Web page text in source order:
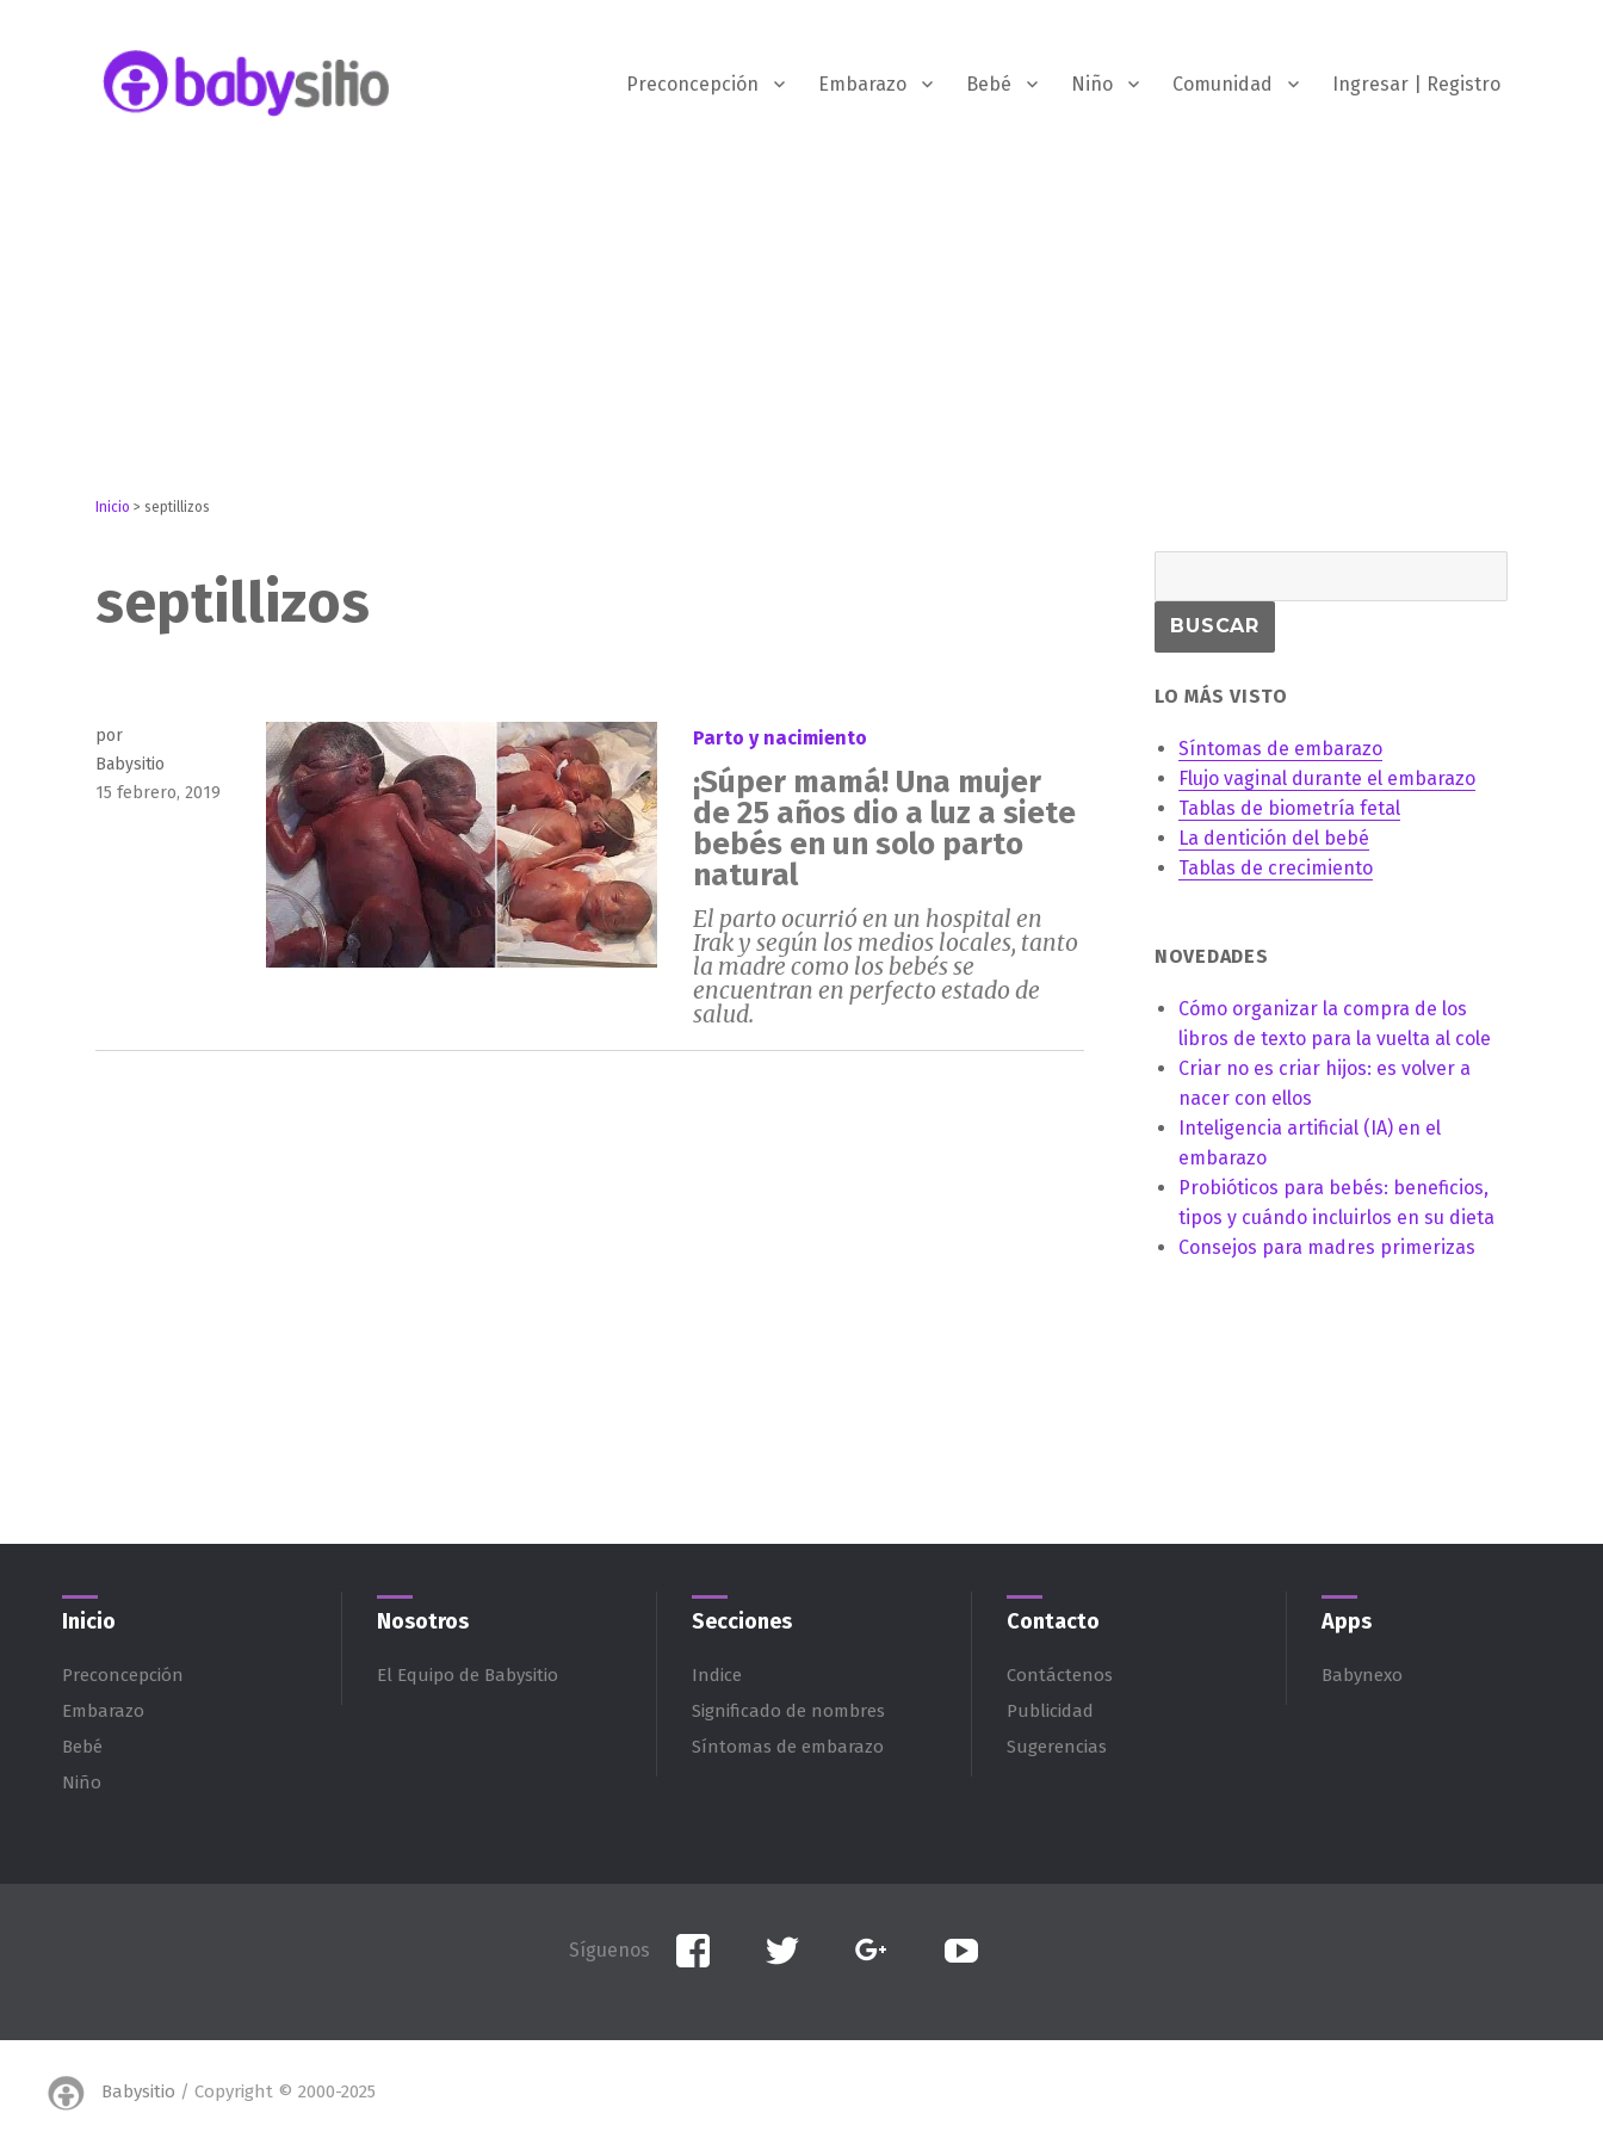
Preconcepción Embarazo Bebé Niño Comunidad Ingresar | Registro
Inicio > septillizos
septillizos
por
Babysitio
Publicado
15 febrero, 2019
Parto y nacimiento
¡Súper mamá! Una mujer
de 25 años dio a luz a siete
bebés en un solo parto
natural
El parto ocurrió en un hospital en
Irak y según los medios locales, tanto
la madre como los bebés se
encuentran en perfecto estado de
salud.
LO MÁS VISTO
Síntomas de embarazo
Flujo vaginal durante el embarazo
Tablas de biometría fetal
La dentición del bebé
Tablas de crecimiento
NOVEDADES
Cómo organizar la compra de los
libros de texto para la vuelta al cole
Criar no es criar hijos: es volver a
nacer con ellos
Inteligencia artificial (IA) en el
embarazo
Probióticos para bebés: beneficios,
tipos y cuándo incluirlos en su dieta
Consejos para madres primerizas
Inicio
Preconcepción
Embarazo
Bebé
Niño
Nosotros
El Equipo de Babysitio
Secciones
Indice
Significado de nombres
Síntomas de embarazo
Contacto
Contáctenos
Publicidad
Sugerencias
Apps
Babynexo
Facebook Twitter Google+
Babysitio / Copyright © 2000-2025